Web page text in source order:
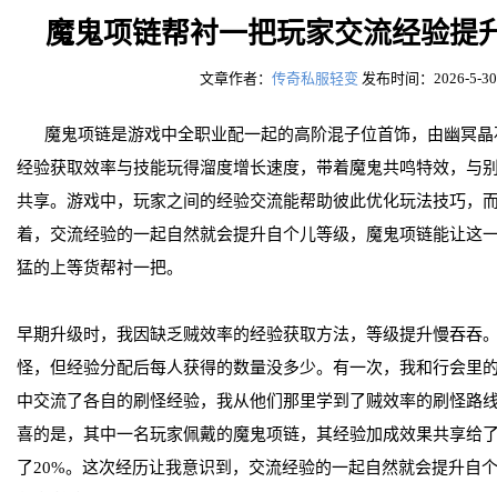
魔鬼项链帮衬一把玩家交流经验提
文章作者： 传奇私服轻变 发布时间：2026-5-
魔鬼项链是游戏中全职业配一起的高阶混子位首饰，由幽冥
经验获取效率与技能玩得溜度增长速度，带着魔鬼共鸣特效，与
共享。游戏中，玩家之间的经验交流能帮助彼此优化玩法技巧，
着，交流经验的一起自然就会提升自个儿等级，魔鬼项链能让这
猛的上等货帮衬一把。
早期升级时，我因缺乏贼效率的经验获取方法，等级提升慢吞吞
怪，但经验分配后每人获得的数量没多少。有一次，我和行会里
中交流了各自的刷怪经验，我从他们那里学到了贼效率的刷怪路
喜的是，其中一名玩家佩戴的魔鬼项链，其经验加成效果共享给
了20%。这次经历让我意识到，交流经验的一起自然就会提升自